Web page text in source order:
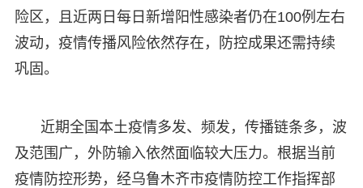
险区，且近两日每日新增阳性感染者仍在100例左右
波动，疫情传播风险依然存在，防控成果还需持续
巩固。
近期全国本土疫情多发、频发，传播链条多，波
及范围广，外防输入依然面临较大压力。根据当前
疫情防控形势，经乌鲁木齐市疫情防控工作指挥部